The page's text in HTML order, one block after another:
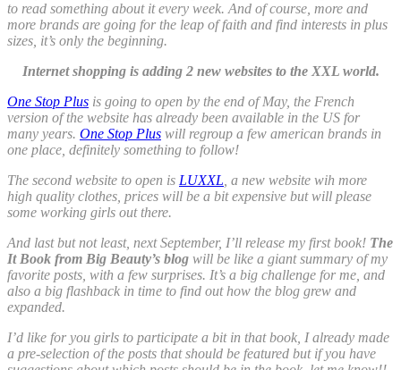
to read something about it every week. And of course, more and
more brands are going for the leap of faith and find interests in plus
sizes, it’s only the beginning.
Internet shopping is adding 2 new websites to the XXL world.
One Stop Plus is going to open by the end of May, the French
version of the website has already been available in the US for
many years. One Stop Plus will regroup a few american brands in
one place, definitely something to follow!
The second website to open is LUXXL , a new website wih more
high quality clothes, prices will be a bit expensive but will please
some working girls out there.
And last but not least, next September, I’ll release my first book! The
It Book from Big Beauty’s blog will be like a giant summary of my
favorite posts, with a few surprises. It’s a big challenge for me, and
also a big flashback in time to find out how the blog grew and
expanded.
I’d like for you girls to participate a bit in that book, I already made
a pre-selection of the posts that should be featured but if you have